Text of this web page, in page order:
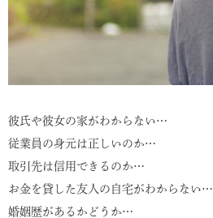
彼氏や彼女の家がわからない…
従業員の身元は正しいのか…
取引先は信用できるのか…
お金を貸した友人の自宅がわからない…
婚姻歴があるかどうか…